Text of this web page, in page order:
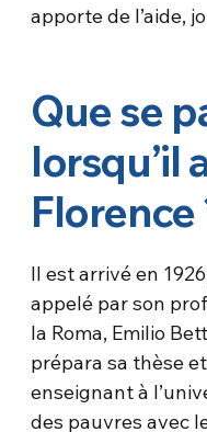
apporte de l’aide,
Que se
lorsqu’il
Florence
Il est arrivé en
appelé par son
la Roma, Emilio
prépara sa thèse
enseignant à
des pauvres avec